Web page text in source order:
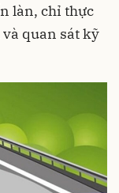
làn, chỉ thực
quan sát kỹ